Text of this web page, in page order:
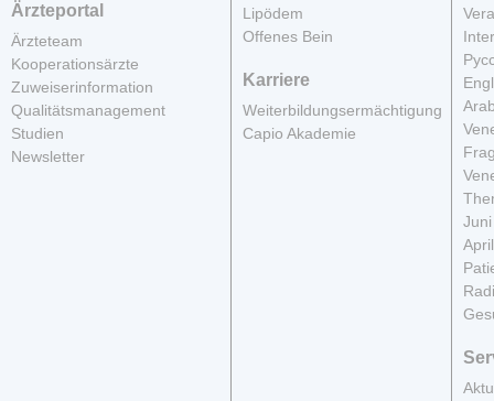
Ärzteportal
Ärzteteam
Kooperationsärzte
Zuweiserinformation
Qualitätsmanagement
Studien
Newsletter
Lipödem
Offenes Bein
Karriere
Weiterbildungsermächtigung
Capio Akademie